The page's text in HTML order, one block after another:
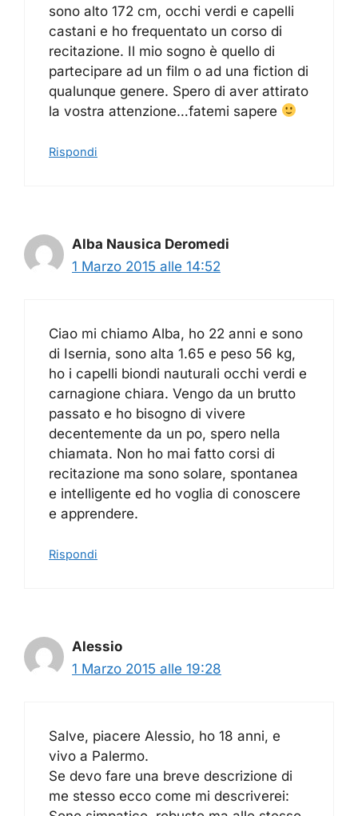
sono alto 172 cm, occhi verdi e capelli
castani e ho frequentato un corso di
recitazione. Il mio sogno è quello di
partecipare ad un film o ad una fiction di
qualunque genere. Spero di aver attirato
la vostra attenzione…fatemi sapere
Rispondi
Alba Nausica Deromedi
1 Marzo 2015 alle 14:52
Ciao mi chiamo Alba, ho 22 anni e sono
di Isernia, sono alta 1.65 e peso 56 kg,
ho i capelli biondi nauturali occhi verdi e
carnagione chiara. Vengo da un brutto
passato e ho bisogno di vivere
decentemente da un po, spero nella
chiamata. Non ho mai fatto corsi di
recitazione ma sono solare, spontanea
e intelligente ed ho voglia di conoscere
e apprendere.
Rispondi
Alessio
1 Marzo 2015 alle 19:28
Salve, piacere Alessio, ho 18 anni, e
vivo a Palermo.
Se devo fare una breve descrizione di
me stesso ecco come mi descriverei: